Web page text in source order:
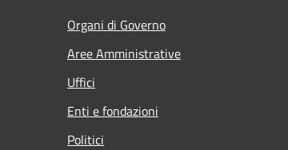
Organi di Governo
Aree Amministrative
Uffici
Enti e fondazioni
Politici